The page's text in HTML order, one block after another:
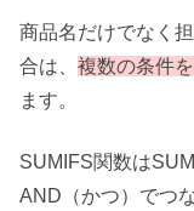
商品名だけでなく
合は、 複数の条件
ます。
SUMIFS関数は
AND（かつ）でつ